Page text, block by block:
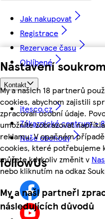
Nastavení
My a našich 18 partnerů
cookies, abychom zajistili
zpracovali osobní údaje.
umožníte zobrazovat
reklamu. V opačném
cookies, které potřebujeme
můžete kdykoliv změnit v
nebo kliknutím na odkaz
My a naši partneři
následujících důvodů
Jak nakupovat
Registrace
Rezervace času
Oblíbené
Kontakt
itesco.cz
Zákaznické centrum -
Naše obchody
followUs